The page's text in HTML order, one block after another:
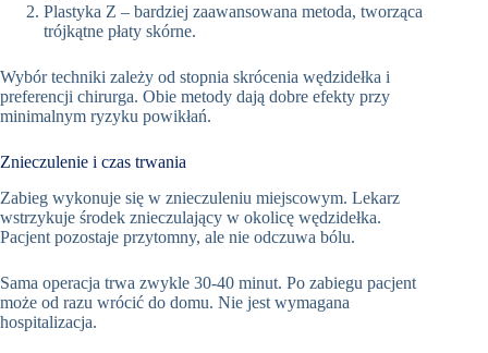
Plastyka Z – bardziej zaawansowana metoda, tworząca
trójkątne płaty skórne.
Wybór techniki zależy od stopnia skrócenia wędzidełka i
preferencji chirurga. Obie metody dają dobre efekty przy
minimalnym ryzyku powikłań.
Znieczulenie i czas trwania
Zabieg wykonuje się w znieczuleniu miejscowym. Lekarz
wstrzykuje środek znieczulający w okolicę wędzidełka.
Pacjent pozostaje przytomny, ale nie odczuwa bólu.
Sama operacja trwa zwykle 30-40 minut. Po zabiegu pacjent
może od razu wrócić do domu. Nie jest wymagana
hospitalizacja.